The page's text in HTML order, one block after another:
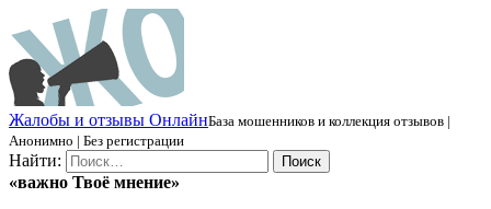
Жалобы и отзывы ОнлайнБаза мошенников и коллекция отзывов |
Анонимно | Без регистрации
Найти:
«важно Твоё мнение»